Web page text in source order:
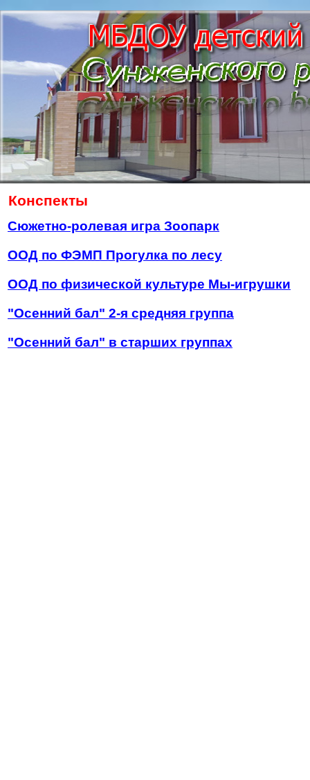
Конспекты
Сюжетно-ролевая игра Зоопарк
ООД по ФЭМП Прогулка по лесу
ООД по физической культуре Мы-игрушки
"Осенний бал" 2-я средняя группа
"Осенний бал" в старших группах